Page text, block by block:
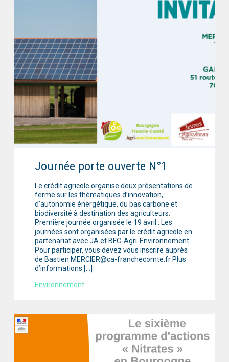
Journée porte ouverte N°1
Le crédit agricole organise deux présentations de
ferme sur les thématiques d’innovation,
d’autonomie énergétique, du bas carbone et
biodiversité à destination des agriculteurs.
Première journée organisée le 19 avril : Les
journées sont organisées par le crédit agricole en
partenariat avec JA et BFC-Agri-Environnement.
Pour participer, vous devez vous inscrire auprès
de Bastien.MERCIER@ca-franchecomte.fr Plus
d’informations […]
Environnement